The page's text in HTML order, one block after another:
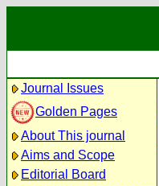
Journal Issues
Golden Pages
About This journal
Aims and Scope
Editorial Board